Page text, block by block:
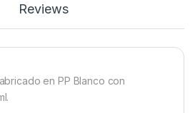
Reviews
en PP Blanco con